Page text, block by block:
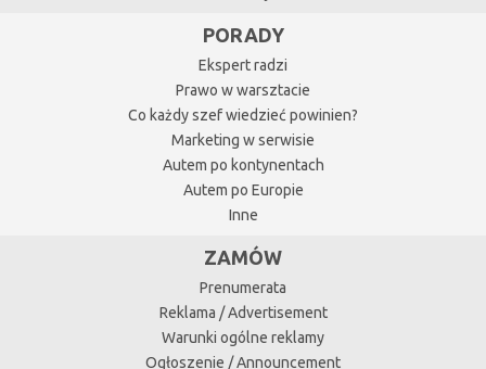
PORADY
Ekspert radzi
Prawo w warsztacie
Co każdy szef wiedzieć powinien?
Marketing w serwisie
Autem po kontynentach
Autem po Europie
Inne
ZAMÓW
Prenumerata
Reklama / Advertisement
Warunki ogólne reklamy
Ogłoszenie / Announcement